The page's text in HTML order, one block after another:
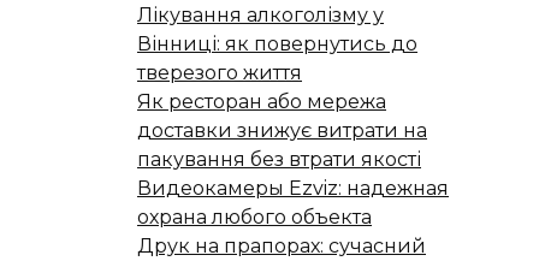
Лікування алкоголізму у
Вінниці: як повернутись до
тверезого життя
Як ресторан або мережа
доставки знижує витрати на
пакування без втрати якості
Видеокамеры Ezviz: надежная
охрана любого объекта
Друк на прапорах: сучасний